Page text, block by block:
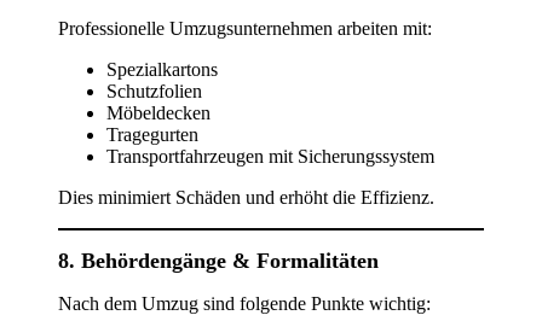
Professionelle Umzugsunternehmen arbeiten mit:
Spezialkartons
Schutzfolien
Möbeldecken
Tragegurten
Transportfahrzeugen mit Sicherungssystem
Dies minimiert Schäden und erhöht die Effizienz.
8. Behördengänge & Formalitäten
Nach dem Umzug sind folgende Punkte wichtig: